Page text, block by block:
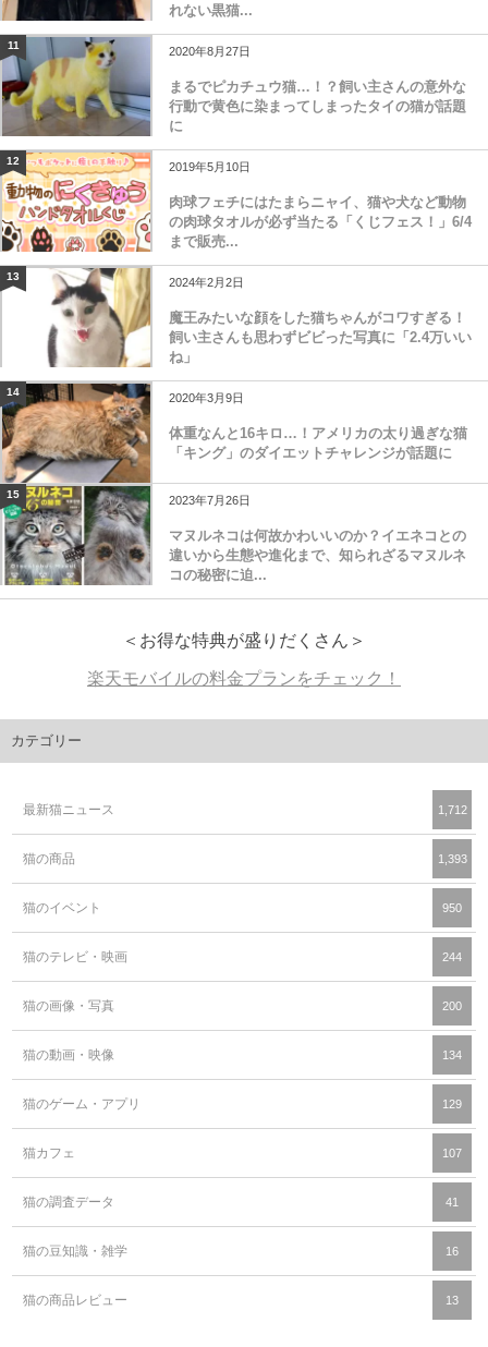
れない黒猫...
11 2020年8月27日
まるでピカチュウ猫…！？飼い主さんの意外な
行動で黄色に染まってしまったタイの猫が話題
に
12 2019年5月10日
肉球フェチにはたまらニャイ、猫や犬など動物
の肉球タオルが必ず当たる「くじフェス！」6/4
まで販売...
13 2024年2月2日
魔王みたいな顔をした猫ちゃんがコワすぎる！
飼い主さんも思わずビビった写真に「2.4万いい
ね」
14 2020年3月9日
体重なんと16キロ…！アメリカの太り過ぎな猫
「キング」のダイエットチャレンジが話題に
15 2023年7月26日
マヌルネコは何故かわいいのか？イエネコとの
違いから生態や進化まで、知られざるマヌルネ
コの秘密に迫...
＜お得な特典が盛りだくさん＞
楽天モバイルの料金プランをチェック！
カテゴリー
最新猫ニュース 1,712
猫の商品 1,393
猫のイベント 950
猫のテレビ・映画 244
猫の画像・写真 200
猫の動画・映像 134
猫のゲーム・アプリ 129
猫カフェ 107
猫の調査データ 41
猫の豆知識・雑学 16
猫の商品レビュー 13